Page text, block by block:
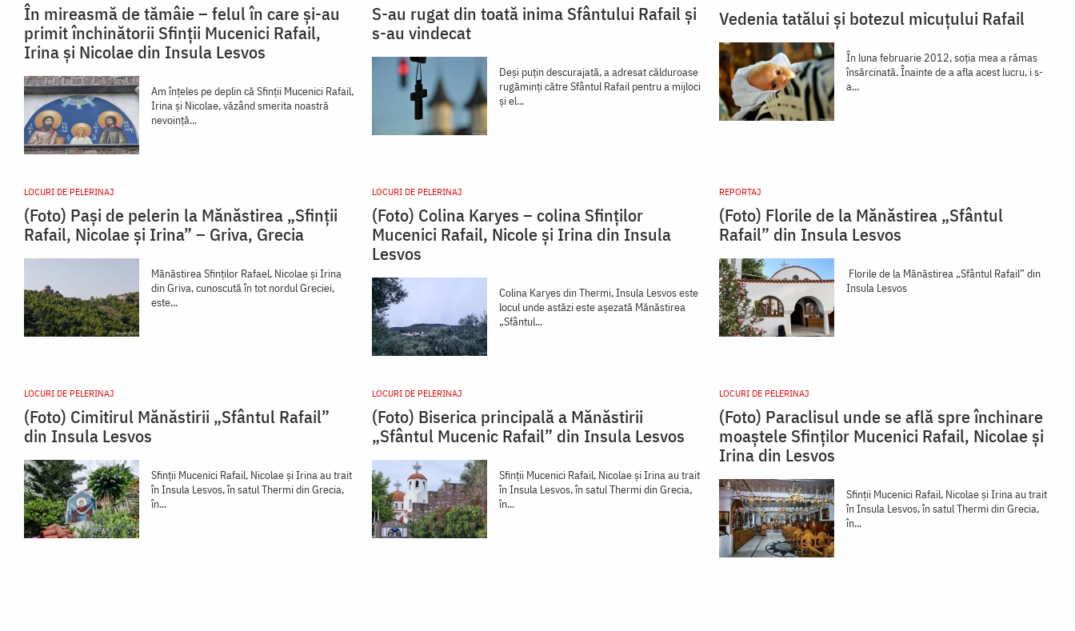
În mireasmă de tămâie – felul în care și-au
primit închinătorii Sfinții Mucenici Rafail,
Irina și Nicolae din Insula Lesvos
Am înțeles pe deplin că Sfinții Mucenici Rafail,
Irina și Nicolae, văzând smerita noastră
nevoință...
S-au rugat din toată inima Sfântului Rafail și
s-au vindecat
Deși puțin descurajată, a adresat călduroase
rugăminți către Sfântul Rafail pentru a mijloci
și el...
Vedenia tatălui și botezul micuțului Rafail
În luna februarie 2012, soția mea a rămas
însărcinată. Înainte de a afla acest lucru, i s-
a...
LOCURI DE PELERINAJ
(Foto) Pași de pelerin la Mănăstirea „Sfinții
Rafail, Nicolae și Irina” – Griva, Grecia
Mănăstirea Sfinților Rafael, Nicolae și Irina
din Griva, cunoscută în tot nordul Greciei,
este...
LOCURI DE PELERINAJ
(Foto) Colina Karyes – colina Sfinților
Mucenici Rafail, Nicole și Irina din Insula
Lesvos
Colina Karyes din Thermi, Insula Lesvos este
locul unde astăzi este așezată Mănăstirea
„Sfântul...
REPORTAJ
(Foto) Florile de la Mănăstirea „Sfântul
Rafail” din Insula Lesvos
Florile de la Mănăstirea „Sfântul Rafail” din
Insula Lesvos
LOCURI DE PELERINAJ
(Foto) Cimitirul Mănăstirii „Sfântul Rafail”
din Insula Lesvos
Sfinții Mucenici Rafail, Nicolae și Irina au trait
în Insula Lesvos, în satul Thermi din Grecia,
în...
LOCURI DE PELERINAJ
(Foto) Biserica principală a Mănăstirii
„Sfântul Mucenic Rafail” din Insula Lesvos
Sfinții Mucenici Rafail, Nicolae și Irina au trait
în Insula Lesvos, în satul Thermi din Grecia,
în...
LOCURI DE PELERINAJ
(Foto) Paraclisul unde se află spre închinare
moaștele Sfinților Mucenici Rafail, Nicolae și
Irina din Lesvos
Sfinții Mucenici Rafail, Nicolae și Irina au trait
în Insula Lesvos, în satul Thermi din Grecia,
în...